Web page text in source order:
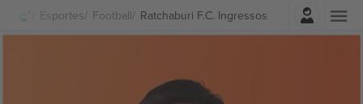
Esportes Football Ratchaburi F.C. Ingressos
Entrar